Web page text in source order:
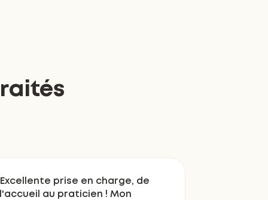
Excellente prise en charge, de
l'accueil au praticien ! Mon